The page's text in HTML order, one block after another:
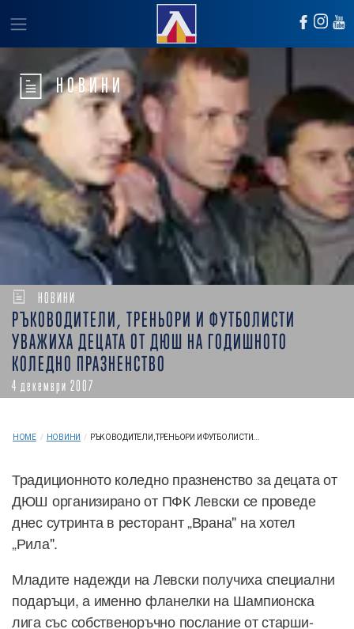
НОВИНИ
НОВИНИ
РЪКОВОДИТЕЛИ, ТРЕНЬОРИ И ФУТБОЛИСТИ
УВАЖИХА ДЕЦАТА ОТ ДЮШ НА ГОДИШНОТО
КОЛЕДНО ПРАЗНЕНСТВО
4 декември 2007
HOME / НОВИНИ / РЪКОВОДИТЕЛИ, ТРЕНЬОРИ И ФУТБОЛИСТИ...
Традиционното коледно празненство за децата от
ДЮШ организирано от ПФК Левски се проведе
днес сутринта в ресторант „Врана" на хотел
„Рила".
Младите надежди на Левски получиха специални
подаръци, а именно фланелки на Шампионска
лига със собственоръчно послание от старши-